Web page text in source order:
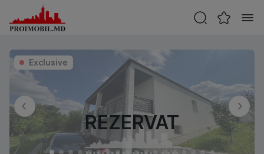
REZERVAT
Exclusive